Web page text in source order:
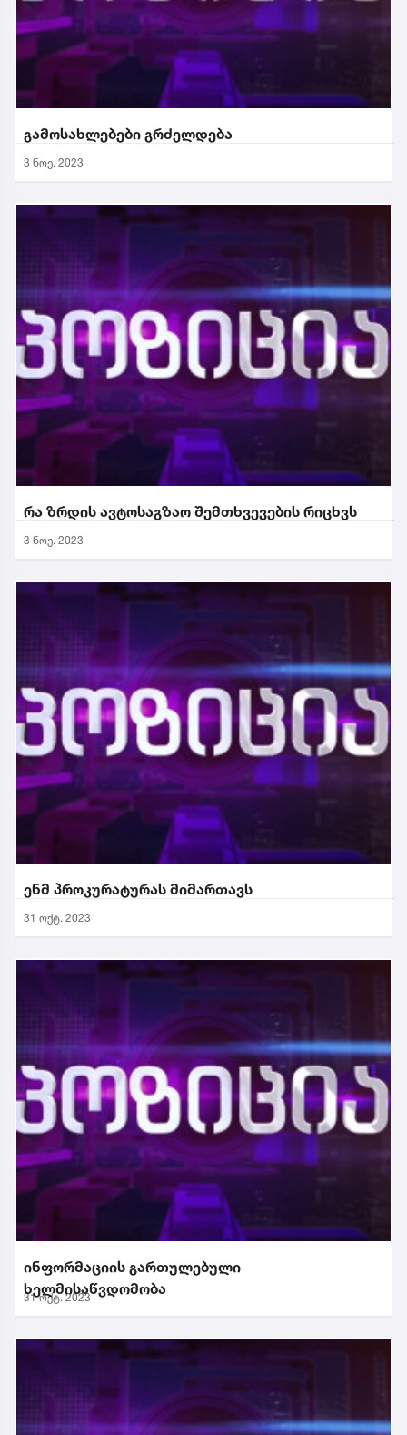
გამოსახლებები გრძელდება
3 ნოე. 2023
რა ზრდის ავტოსაგზაო შემთხვევების რიცხვს
3 ნოე. 2023
ენმ პროკურატურას მიმართავს
31 ოქტ. 2023
ინფორმაციის გართულებული
ხელმისაწვდომობა
31 ოქტ. 2023